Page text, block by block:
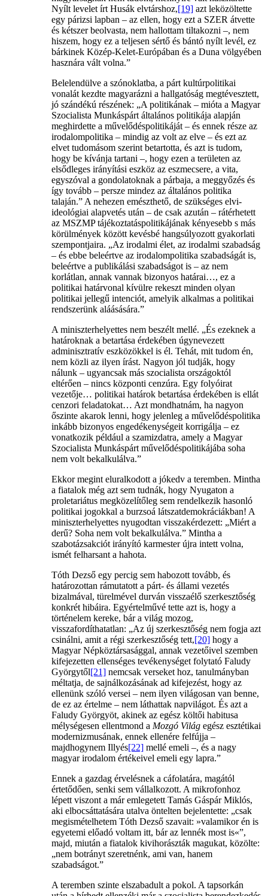
Nyílt levelet írt Husák elvtárshoz,[19] azt leközöltette
egy párizsi lapban – az ellen, hogy ezt a SZER átvette
és kétszer beolvasta, nem hallottam tiltakozni –, nem
hiszem, hogy ez a teljesen sértő és bántó nyílt levél, ez
bárkinek Közép-Kelet-Európában és a Duna völgyében
hasznára vált volna.”
Belelendülve a szónoklatba, a párt kultúrpolitikai
vonalát kezdte magyarázni a hallgatóság megtévesztett,
jó szándékú részének: „A politikának – mióta a Magyar
Szocialista Munkáspárt általános politikája alapján
meghirdette a művelődéspolitikáját – és ennek része az
irodalompolitika – mindig az volt az elve – és ezt az
elvet tudomásom szerint betartotta, és azt is tudom,
hogy be kívánja tartani –, hogy ezen a területen az
elsődleges irányítási eszköz az eszmecsere, a vita,
egyszóval a gondolatoknak a párbaja, a meggyőzés és
így tovább – persze mindez az általános politika
talaján.” A nehezen emészthető, de szükséges elvi-
ideológiai alapvetés után – de csak azután – rátérhetett
az MSZMP tájékoztatáspolitikájának kényesebb s más
körülmények között kevésbé hangsúlyozott gyakorlati
szempontjaira. „Az irodalmi élet, az irodalmi szabadság
– és ebbe beleértve az irodalompolitika szabadságát is,
beleértve a publikálási szabadságot is – az nem
korlátlan, annak vannak bizonyos határai…, ez a
politikai határvonal kívülre rekeszt minden olyan
politikai jellegű intenciót, amelyik alkalmas a politikai
rendszerünk aláásására.”
A miniszterhelyettes nem beszélt mellé. „És ezeknek a
határoknak a betartása érdekében úgynevezett
adminisztratív eszközökkel is él. Tehát, mit tudom én,
nem közli az ilyen írást. Nagyon jól tudják, hogy
nálunk – ugyancsak más szocialista országoktól
eltérően – nincs központi cenzúra. Egy folyóirat
vezetője… politikai határok betartása érdekében is ellát
cenzori feladatokat… Azt mondhatnám, ha nagyon
őszinte akarok lenni, hogy jelenleg a művelődéspolitika
inkább bizonyos engedékenységeit korrigálja – ez
vonatkozik például a szamizdatra, amely a Magyar
Szocialista Munkáspárt művelődéspolitikájába soha
nem volt bekalkulálva.”
Ekkor megint eluralkodott a jókedv a teremben. Mintha
a fiatalok még azt sem tudnák, hogy Nyugaton a
proletariátus megközelítőleg sem rendelkezik hasonló
politikai jogokkal a burzsoá látszatdemokráciákban! A
miniszterhelyettes nyugodtan visszakérdezett: „Miért a
derű? Soha nem volt bekalkulálva.” Mintha a
szabotázsakciót irányító karmester újra intett volna,
ismét felharsant a hahota.
Tóth Dezső egy percig sem habozott tovább, és
határozottan rámutatott a párt- és állami vezetés
bizalmával, türelmével durván visszaélő szerkesztőség
konkrét hibáira. Egyértelművé tette azt is, hogy a
történelem kereke, bár a világ mozog,
visszafordíthatatlan: „Az új szerkesztőség nem fogja azt
csinálni, amit a régi szerkesztőség tett,[20] hogy a
Magyar Népköztársasággal, annak vezetőivel szemben
kifejezetten ellenséges tevékenységet folytató Faludy
Györgytől[21] nemcsak verseket hoz, tanulmányban
méltatja, de sajnálkozásának ad kifejezést, hogy az
ellenünk szóló versei – nem ilyen világosan van benne,
de ez az értelme – nem láthattak napvilágot. És azt a
Faludy Györgyöt, akinek az egész költői habitusa
mélységesen ellentmond a Mozgó Világ egész esztétikai
modernizmusának, ennek ellenére felfújja –
majdhogynem Illyés[22] mellé emeli –, és a nagy
magyar irodalom értékeivel emeli egy lapra.”
Ennek a gazdag érvelésnek a cáfolatára, magától
értetődően, senki sem vállalkozott. A mikrofonhoz
lépett viszont a már emlegetett Tamás Gáspár Miklós,
aki elbocsáttatására utalva öntelten bejelentette: „csak
megismételhetem Tóth Dezső szavait: »valamikor én is
egyetemi előadó voltam itt, bár az lennék most is«”,
majd, miután a fiatalok kivihorászták magukat, közölte:
„nem botrányt szeretnénk, ami van, hanem
szabadságot.”
A teremben szinte elszabadult a pokol. A tapsorkán